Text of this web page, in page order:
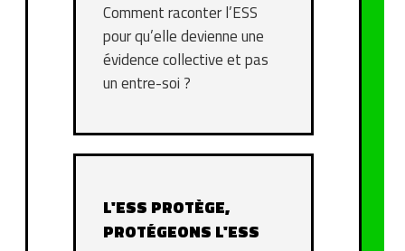
Comment raconter l’ESS
pour qu’elle devienne une
évidence collective et pas
un entre-soi ?
L'ESS PROTÈGE,
PROTÉGEONS L'ESS